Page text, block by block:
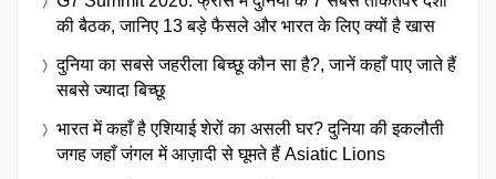
की बैठक, जानिए 13 बड़े फैसले और भारत के लिए क्यों है खास
दुनिया का सबसे जहरीला बिच्छू कौन सा है?, जानें कहाँ पाए जाते हैं
सबसे ज्यादा बिच्छू
भारत में कहाँ है एशियाई शेरों का असली घर? दुनिया की इकलौती
जगह जहाँ जंगल में आज़ादी से घूमते हैं Asiatic Lions